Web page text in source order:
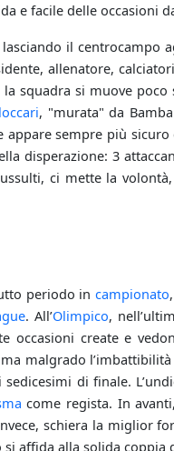
e facile delle occasioni
il
allenatore,
squadra si muove
, "murata" da
sempre più
disperazione: 3
ci mette la
periodo in campionato
. All’Olimpico,
create e
malgrado
di finale.
come regista. In
schiera la miglior
affida alla solida